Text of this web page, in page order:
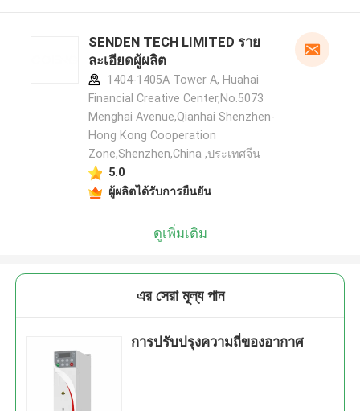
SENDEN TECH LIMITED ราย
ละเอียดผู้ผลิต
1404-1405A Tower A, Huahai
Financial Creative Center,No.5073
Menghai Avenue,Qianhai Shenzhen-
Hong Kong Cooperation
Zone,Shenzhen,China ,ประเทศจีน
5.0
ผู้ผลิตได้รับการยืนยัน
ดูเพิ่มเติม
এর সেরা মূল্য পান
การปรับปรุงความถี่ของอากาศ